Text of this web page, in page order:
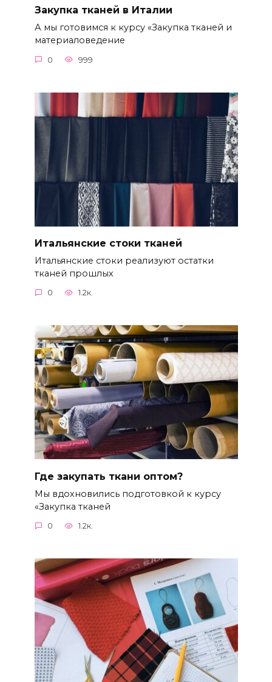
Закупка тканей в Италии
А мы готовимся к курсу «Закупка тканей и
материаловедение
0 999
Итальянские стоки тканей
Итальянские стоки реализуют остатки
тканей прошлых
0 1.2к.
Где закупать ткани оптом?
Мы вдохновились подготовкой к курсу
«Закупка тканей
0 1.2к.